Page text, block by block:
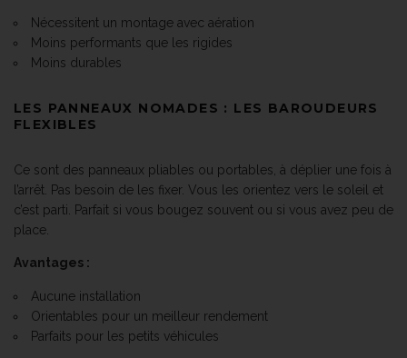
Nécessitent un montage avec aération
Moins performants que les rigides
Moins durables
LES PANNEAUX NOMADES : LES BAROUDEURS
FLEXIBLES
Ce sont des panneaux pliables ou portables, à déplier une fois à
l’arrêt. Pas besoin de les fixer. Vous les orientez vers le soleil et
c’est parti. Parfait si vous bougez souvent ou si vous avez peu de
place.
Avantages :
Aucune installation
Orientables pour un meilleur rendement
Parfaits pour les petits véhicules